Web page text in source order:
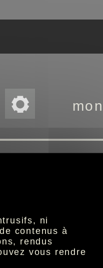
ni
contenus à
rendus
vous rendre